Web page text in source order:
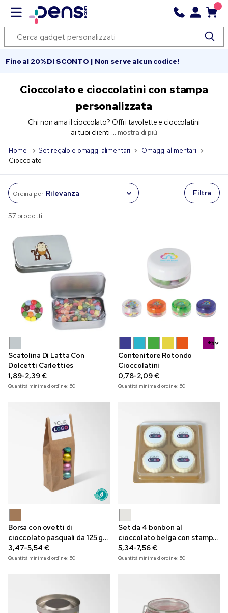
Fino al 20% DI SCONTO | Non serve alcun codice!
Cioccolato e cioccolatini con stampa
personalizzata
Chi non ama il cioccolato? Offri tavolette e cioccolatini
ai tuoi clienti ... mostra di più
Home Set regalo e omaggi alimentari
Omaggi alimentari
Cioccolato
Ordina per Filtra
57 prodotti
Scatolina Di Latta Con
Dolcetti Carletties
1,89-2,39 €
Quantità minima d'ordine: 50
+5
Contenitore Rotondo
Cioccolatini
0,78-2,09 €
Quantità minima d'ordine: 50
Borsa con ovetti di
cioccolato pasquali da 125 g
con stampa a colori
3,47-5,54 €
Quantità minima d'ordine: 50
Set da 4 bonbon al
cioccolato belga con stampa
a colori
5,34-7,56 €
Quantità minima d'ordine: 50